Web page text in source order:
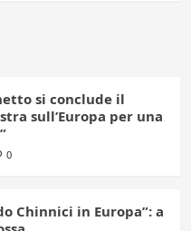
si conclude il
sull’Europa per una
0
Chinnici in Europa”: a